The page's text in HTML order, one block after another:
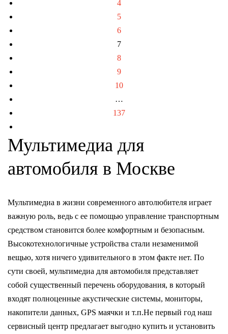
4
5
6
7
8
9
10
…
137
Мультимедиа для
автомобиля в Москве
Мультимедиа в жизни современного автолюбителя играет
важную роль, ведь с ее помощью управление транспортным
средством становится более комфортным и безопасным.
Высокотехнологичные устройства стали незаменимой
вещью, хотя ничего удивительного в этом факте нет. По
сути своей, мультимедиа для автомобиля представляет
собой существенный перечень оборудования, в который
входят полноценные акустические системы, мониторы,
накопители данных, GPS маячки и т.п.Не первый год наш
сервисный центр предлагает выгодно купить и установить